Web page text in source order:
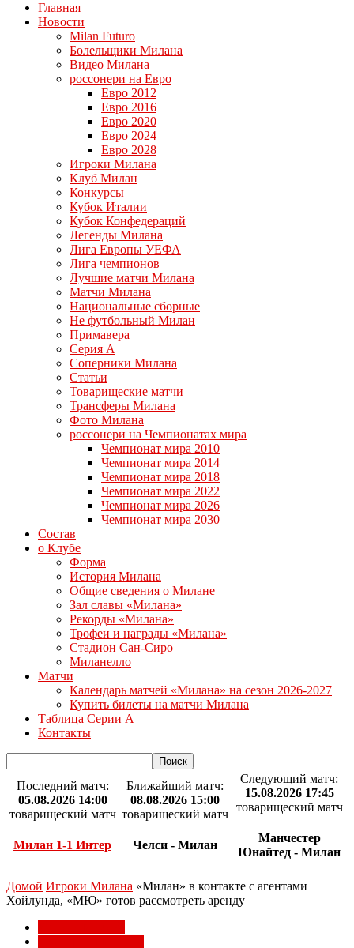
Главная
Новости
Milan Futuro
Болельщики Милана
Видео Милана
россонери на Евро
Евро 2012
Евро 2016
Евро 2020
Евро 2024
Евро 2028
Игроки Милана
Клуб Милан
Конкурсы
Кубок Италии
Кубок Конфедераций
Легенды Милана
Лига Европы УЕФА
Лига чемпионов
Лучшие матчи Милана
Матчи Милана
Национальные сборные
Не футбольный Милан
Примавера
Серия А
Соперники Милана
Статьи
Товарищеские матчи
Трансферы Милана
Фото Милана
россонери на Чемпионатах мира
Чемпионат мира 2010
Чемпионат мира 2014
Чемпионат мира 2018
Чемпионат мира 2022
Чемпионат мира 2026
Чемпионат мира 2030
Состав
о Клубе
Форма
История Милана
Общие сведения о Милане
Зал славы «Милана»
Рекорды «Милана»
Трофеи и награды «Милана»
Стадион Сан-Сиро
Миланелло
Матчи
Календарь матчей «Милана» на сезон 2026-2027
Купить билеты на матчи Милана
Таблица Серии А
Контакты
Последний матч:
05.08.2026 14:00
товарищеский матч
Милан 1-1 Интер
Ближайший матч:
08.08.2026 15:00
товарищеский матч
Челси - Милан
Следующий матч:
15.08.2026 17:45
товарищеский матч
Манчестер
Юнайтед - Милан
Домой Игроки Милана «Милан» в контакте с агентами
Хойлунда, «МЮ» готов рассмотреть аренду